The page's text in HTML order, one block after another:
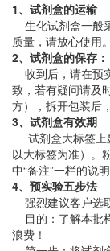
1、试剂盒的运输
生化试剂盒一般
质量，请放心使用。
2、试剂盒的保存：
收到后，请在预
致，若有疑问请及
方），拆开包装后
3、试剂盒有效期
试剂盒大标签上
以大标签为准）。
中“备注”一栏的说
4、预实验五步法
强烈建议客户选
目的：了解本批
浪费！